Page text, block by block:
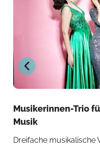
Musikerinnen-Trio
Musik
Dreifache musikalische